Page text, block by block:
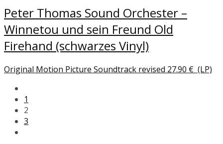
Peter Thomas Sound Orchester –
Winnetou und sein Freund Old
Firehand (schwarzes Vinyl)
Original Motion Picture Soundtrack revised 27.90 € (LP)
1
2
3